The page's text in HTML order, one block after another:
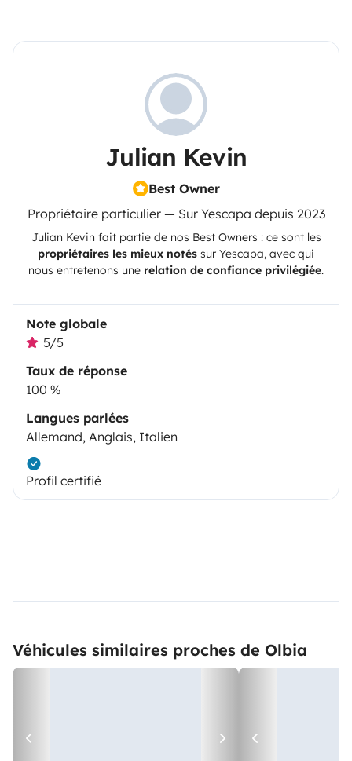
Julian Kevin
Best Owner
Propriétaire particulier — Sur Yescapa depuis 2023
Julian Kevin fait partie de nos Best Owners : ce sont les
propriétaires les mieux notés sur Yescapa, avec qui
nous entretenons une relation de confiance privilégiée.
Note globale
5/5
Taux de réponse
100 %
Langues parlées
Allemand, Anglais, Italien
Profil certifié
Véhicules similaires proches de Olbia